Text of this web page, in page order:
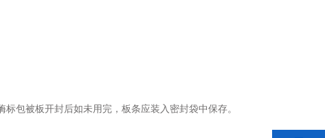
标包被板开封后如未用完，板条应装入密封袋中保存。